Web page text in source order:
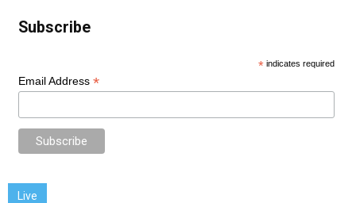
Subscribe
* indicates required
Email Address *
Live